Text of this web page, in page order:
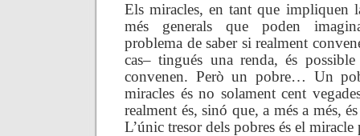
Els miracles, en tant que impliquen
més generals que poden
problema de saber si realment
cas– tingués una renda, és
convenen. Però un pobre… Un
miracles és no solament cent
realment és, sinó que, a més a més,
L’únic tresor dels pobres és el miracle